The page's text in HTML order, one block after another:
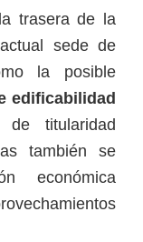
trasera de la
sede de
la posible
edificabilidad
titularidad
también se
económica